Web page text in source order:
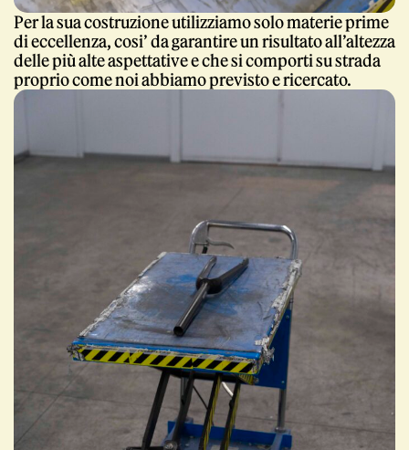
Per la sua costruzione utilizziamo solo materie prime
di eccellenza, cosi’ da garantire un risultato all’altezza
delle più alte aspettative e che si comporti su strada
proprio come noi abbiamo previsto e ricercato.